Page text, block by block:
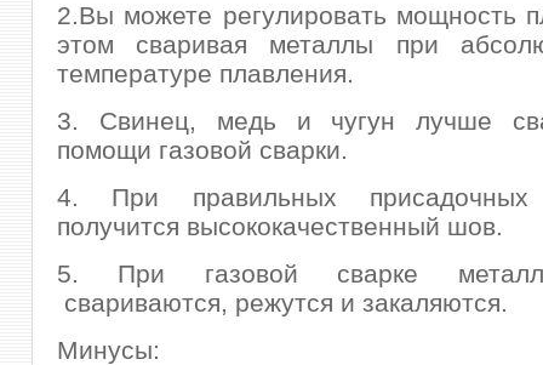
2.Вы можете регулировать мощность
этом сваривая металлы при
температуре плавления.
3. Свинец, медь и чугун лучше
помощи газовой сварки.
4. При правильных присадочных
получится высококачественный шов.
5. При газовой сварке
свариваются, режутся и закаляются.
Минусы: